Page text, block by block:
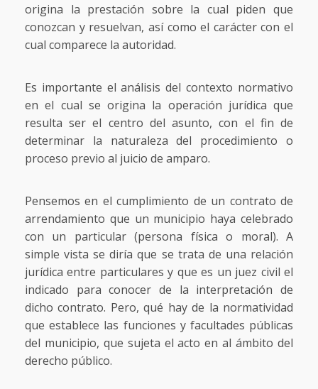
origina la prestación sobre la cual piden que
conozcan y resuelvan, así como el carácter con el
cual comparece la autoridad.
Es importante el análisis del contexto normativo
en el cual se origina la operación jurídica que
resulta ser el centro del asunto, con el fin de
determinar la naturaleza del procedimiento o
proceso previo al juicio de amparo.
Pensemos en el cumplimiento de un contrato de
arrendamiento que un municipio haya celebrado
con un particular (persona física o moral). A
simple vista se diría que se trata de una relación
jurídica entre particulares y que es un juez civil el
indicado para conocer de la interpretación de
dicho contrato. Pero, qué hay de la normatividad
que establece las funciones y facultades públicas
del municipio, que sujeta el acto en al ámbito del
derecho público.